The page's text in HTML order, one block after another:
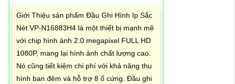
Giới Thiệu sản phẩm Đầu Ghi Hình Ip Sắc
Nét VP-N16883H4 là một thiết bị mạnh mẽ
với chip hình ảnh 2.0 megapixel FULL HD
1080P, mang lại hình ảnh chất lượng cao.
Nó cũng tiết kiệm chi phí với khả năng thu
hình ban đêm và hỗ trợ 8 ổ cứng. Đầu ghi